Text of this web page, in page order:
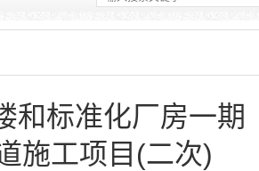
和标准化厂房一期
施工项目(二次)